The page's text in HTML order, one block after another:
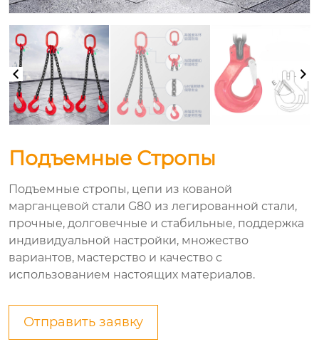
Подъемные Стропы
Подъемные стропы, цепи из кованой
марганцевой стали G80 из легированной стали,
прочные, долговечные и стабильные, поддержка
индивидуальной настройки, множество
вариантов, мастерство и качество с
использованием настоящих материалов.
Отправить заявку